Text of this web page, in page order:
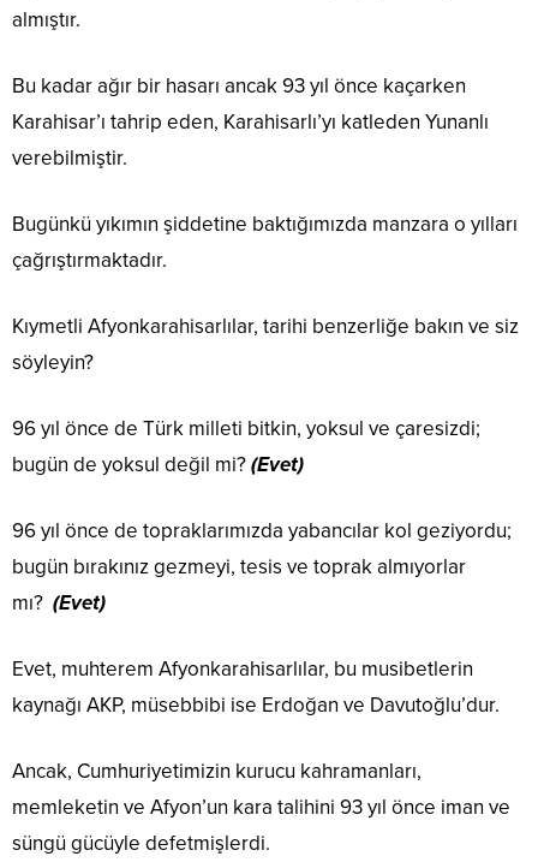
almıştır.
Bu kadar ağır bir hasarı ancak 93 yıl önce kaçarken
Karahisar’ı tahrip eden, Karahisarlı’yı katleden Yunanlı
verebilmiştir.
Bugünkü yıkımın şiddetine baktığımızda manzara o yılları
çağrıştırmaktadır.
Kıymetli Afyonkarahisarlılar, tarihi benzerliğe bakın ve siz
söyleyin?
96 yıl önce de Türk milleti bitkin, yoksul ve çaresizdi;
bugün de yoksul değil mi?(Evet)
96 yıl önce de topraklarımızda yabancılar kol geziyordu;
bugün bırakınız gezmeyi, tesis ve toprak almıyorlar
mı? (Evet)
Evet, muhterem Afyonkarahisarlılar, bu musibetlerin
kaynağı AKP, müsebbibi ise Erdoğan ve Davutoğlu’dur.
Ancak, Cumhuriyetimizin kurucu kahramanları,
memleketin ve Afyon’un kara talihini 93 yıl önce iman ve
süngü gücüyle defetmişlerdi.